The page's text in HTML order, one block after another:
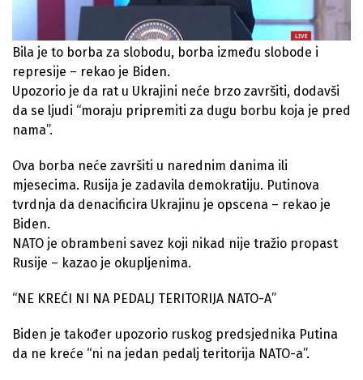
Bila je to borba za slobodu, borba između slobode i
represije – rekao je Biden.
Upozorio je da rat u Ukrajini neće brzo završiti, dodavši
da se ljudi “moraju pripremiti za dugu borbu koja je pred
nama”.
Ova borba neće završiti u narednim danima ili
mjesecima. Rusija je zadavila demokratiju. Putinova
tvrdnja da denacificira Ukrajinu je opscena – rekao je
Biden.
NATO je obrambeni savez koji nikad nije tražio propast
Rusije – kazao je okupljenima.
“NE KREĆI NI NA PEDALJ TERITORIJA NATO-A”
Biden je također upozorio ruskog predsjednika Putina
da ne kreće “ni na jedan pedalj teritorija NATO-a”.